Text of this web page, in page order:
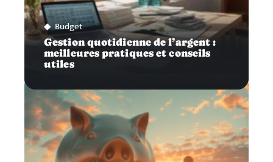
Budget
Gestion quotidienne de l’argent :
meilleures pratiques et conseils
utiles